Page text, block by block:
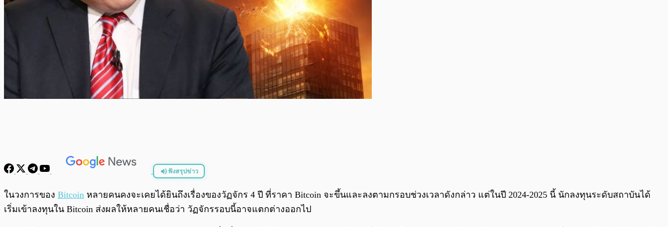
ฟังสรุปข่าว
0:00
ในวงการของ Bitcoin หลายคนคงจะเคยได้ยินถึงเรื่องของวัฏจักร 4 ปี ที่ราคา Bitcoin จะขึ้นและลงตามกรอบช่วงเวลาดังกล่าว แต่ในปี 2024-2025 นี้ นักลงทุนระดับสถาบันได้
เริ่มเข้าลงทุนใน Bitcoin ส่งผลให้หลายคนเชื่อว่า วัฏจักรรอบนี้อาจแตกต่างออกไป